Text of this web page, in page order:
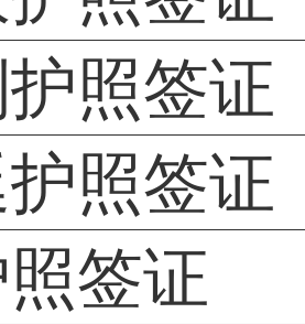
照签证
照签证
签证